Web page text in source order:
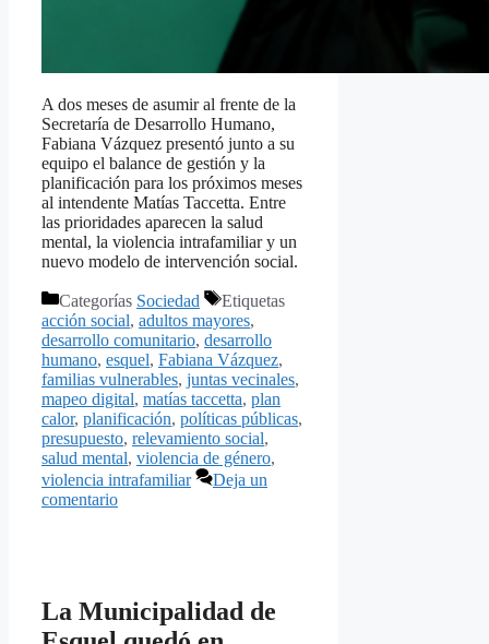
A dos meses de asumir al frente de la
Secretaría de Desarrollo Humano,
Fabiana Vázquez presentó junto a su
equipo el balance de gestión y la
planificación para los próximos meses
al intendente Matías Taccetta. Entre
las prioridades aparecen la salud
mental, la violencia intrafamiliar y un
nuevo modelo de intervención social.
Categorías Sociedad
Etiquetas
acción social, adultos mayores,
desarrollo comunitario, desarrollo
humano, esquel, Fabiana Vázquez,
familias vulnerables, juntas vecinales,
mapeo digital, matías taccetta, plan
calor, planificación, políticas públicas,
presupuesto, relevamiento social,
salud mental, violencia de género,
violencia intrafamiliar
Deja un
comentario
La Municipalidad de